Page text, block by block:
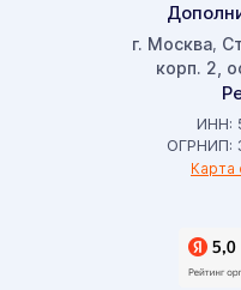
г. Москва,
корп. 2,
ИНН:
ОГРНИП:
Карта